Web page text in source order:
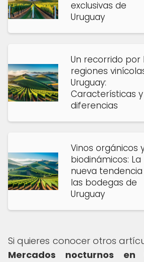
exclusivas de
Uruguay
Un recorrido por
regiones
Uruguay:
Características y
diferencias
Vinos orgánicos
biodinámicos: La
nueva
las bodegas de
Uruguay
Si quieres conocer otros
Mercados nocturnos en